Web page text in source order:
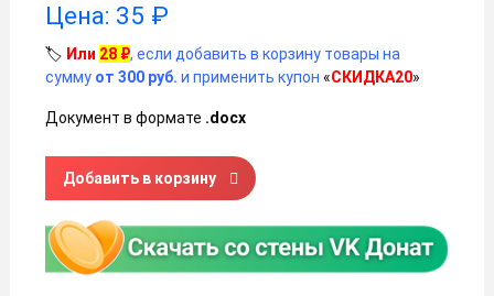
Цена: 35 ₽
🏷️ Или 28 ₽, если добавить в корзину товары на
сумму от 300 руб. и применить купон «СКИДКА20»
Документ в формате .docx
Количество товара Детская почетная грамота в Word
Добавить в корзину